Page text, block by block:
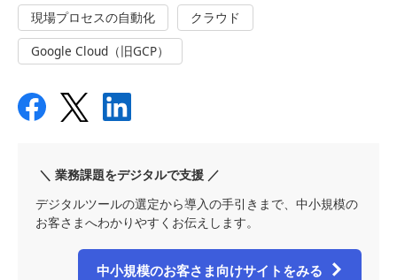
現場プロセスの自動化
クラウド
Google Cloud（旧GCP）
＼ 業務課題をデジタルで支援 ／
デジタルツールの選定から導入の手引きまで、中小規模の
お客さまへわかりやすくお伝えします。
中小規模のお客さま向けサイトをみる